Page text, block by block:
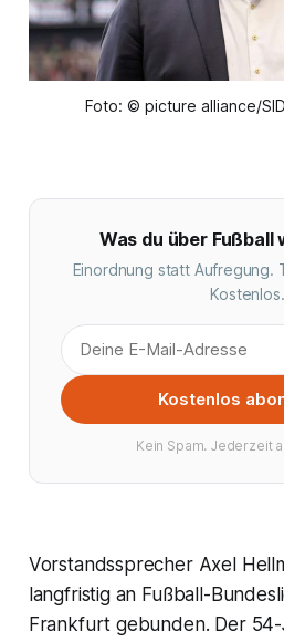
Foto: © picture alliance/
Was du über Fußball
Einordnung statt Aufregung.
Kostenlos.
Kostenlos
Kein Spam. Jederzeit
Vorstandssprecher Axel
langfristig an Fußball-
Frankfurt gebunden. Der